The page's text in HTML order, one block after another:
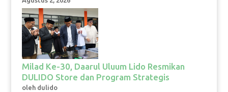
Milad Ke-30, Daarul Uluum Lido Resmikan
DULIDO Store dan Program Strategis
oleh dulido